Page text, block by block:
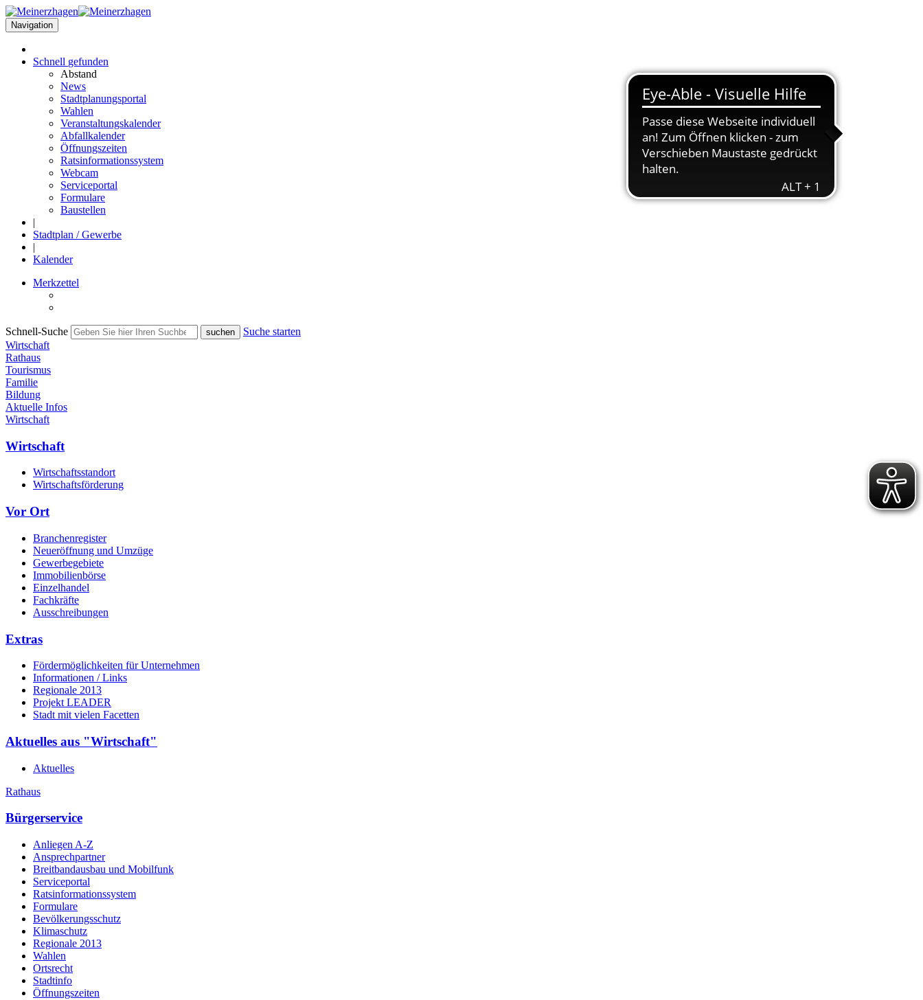
Navigation
Schnell gefunden
Abstand
News
Stadtplanungsportal
Wahlen
Veranstaltungskalender
Abfallkalender
Öffnungszeiten
Ratsinformationssystem
Webcam
Serviceportal
Formulare
Baustellen
|
Stadtplan / Gewerbe
|
Kalender
Merkzettel
Schnell-Suche
Suche starten
Wirtschaft
Rathaus
Tourismus
Familie
Bildung
Aktuelle Infos
Wirtschaft
Wirtschaft
Wirtschaftsstandort
Wirtschaftsförderung
Vor Ort
Branchenregister
Neueröffnung und Umzüge
Gewerbegebiete
Immobilienbörse
Einzelhandel
Fachkräfte
Ausschreibungen
Extras
Fördermöglichkeiten für Unternehmen
Informationen / Links
Regionale 2013
Projekt LEADER
Stadt mit vielen Facetten
Aktuelles aus "Wirtschaft"
Aktuelles
Rathaus
Bürgerservice
Anliegen A-Z
Ansprechpartner
Breitbandausbau und Mobilfunk
Serviceportal
Ratsinformationssystem
Formulare
Bevölkerungsschutz
Klimaschutz
Regionale 2013
Wahlen
Ortsrecht
Stadtinfo
Öffnungszeiten